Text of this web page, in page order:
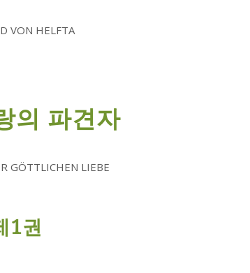
VON HELFTA
의 파견자
GÖTTLICHEN LIEBE
1권